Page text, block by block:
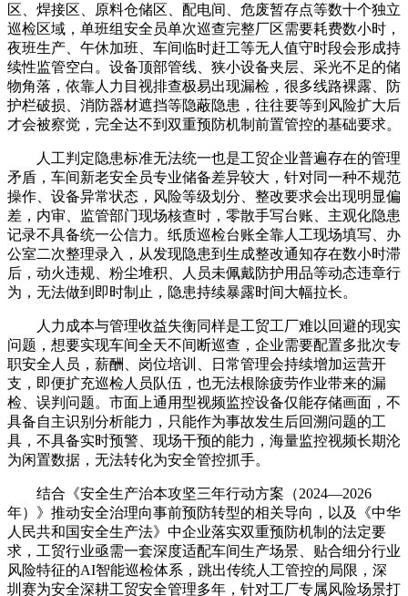
区、焊接区、原料仓储区、配电间、危废暂存点等数十个独立
巡检区域，单班组安全员单次巡查完整厂区需要耗费数小时，
夜班生产、午休加班、车间临时赶工等无人值守时段会形成持
续性监管空白。设备顶部管线、狭小设备夹层、采光不足的储
物角落，依靠人力目视排查极易出现漏检，很多线路裸露、防
护栏破损、消防器材遮挡等隐蔽隐患，往往要等到风险扩大后
才会被察觉，完全达不到双重预防机制前置管控的基础要求。
人工判定隐患标准无法统一也是工贸企业普遍存在的管理
矛盾，车间新老安全员专业储备差异较大，针对同一种不规范
操作、设备异常状态，风险等级划分、整改要求会出现明显偏
差，内审、监管部门现场核查时，零散手写台账、主观化隐患
记录不具备统一公信力。纸质巡检台账全靠人工现场填写、办
公室二次整理录入，从发现隐患到生成整改通知存在数小时滞
后，动火违规、粉尘堆积、人员未佩戴防护用品等动态违章行
为，无法做到即时制止，隐患持续暴露时间大幅拉长。
人力成本与管理收益失衡同样是工贸工厂难以回避的现实
问题，想要实现车间全天不间断巡查，企业需要配置多批次专
职安全人员，薪酬、岗位培训、日常管理会持续增加运营开
支，即便扩充巡检人员队伍，也无法根除疲劳作业带来的漏
检、误判问题。市面上通用型视频监控设备仅能存储画面，不
具备自主识别分析能力，只能作为事故发生后回溯问题的工
具，不具备实时预警、现场干预的能力，海量监控视频长期沦
为闲置数据，无法转化为安全管控抓手。
结合《安全生产治本攻坚三年行动方案（2024—2026
年）》推动安全治理向事前预防转型的相关导向，以及《中华
人民共和国安全生产法》中企业落实双重预防机制的法定要
求，工贸行业亟需一套深度适配车间生产场景、贴合细分行业
风险特征的AI智能巡检体系，跳出传统人工管控的局限，深
圳赛为安全深耕工贸安全管理多年，针对工厂专属风险场景打